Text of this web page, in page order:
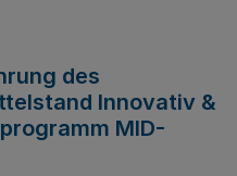
des
Innovativ &
MID-